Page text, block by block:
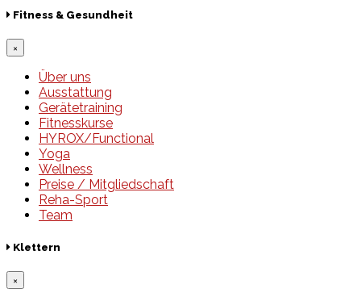
Fitness & Gesundheit
×
Über uns
Ausstattung
Gerätetraining
Fitnesskurse
HYROX/Functional
Yoga
Wellness
Preise / Mitgliedschaft
Reha-Sport
Team
Klettern
×